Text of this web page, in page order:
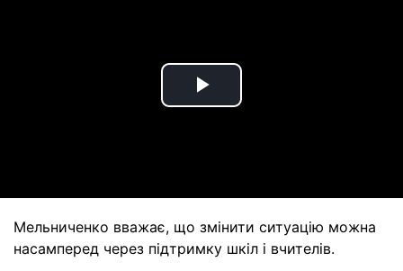
Play
Мельниченко вважає, що змінити ситуацію можна
насамперед через підтримку шкіл і вчителів.